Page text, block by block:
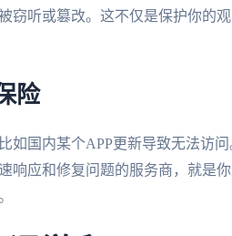
窃听或篡改。这不仅是保护你的
险
如国内某个APP更新导致无法访
响应和修复问题的服务商，就是